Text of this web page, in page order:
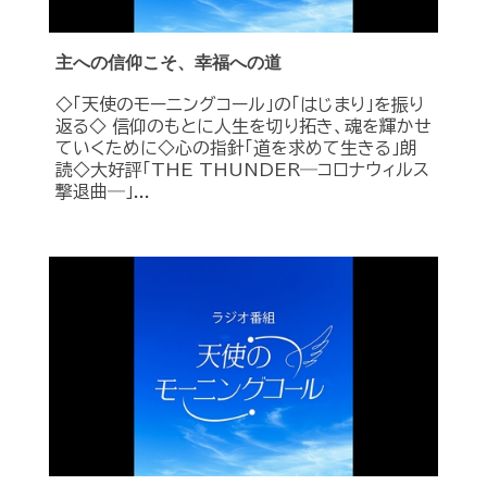
主への信仰こそ、幸福への道
◇「天使のモーニングコール」の「はじまり」を振り
返る◇ 信仰のもとに人生を切り拓き、魂を輝かせ
ていくために◇心の指針「道を求めて生きる」朗
読◇大好評「THE THUNDER―コロナウィルス
撃退曲―」...